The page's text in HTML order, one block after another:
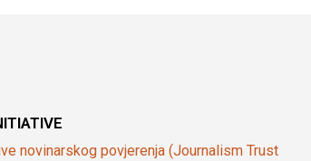
novinarskog povjerenja (Journalism Trust